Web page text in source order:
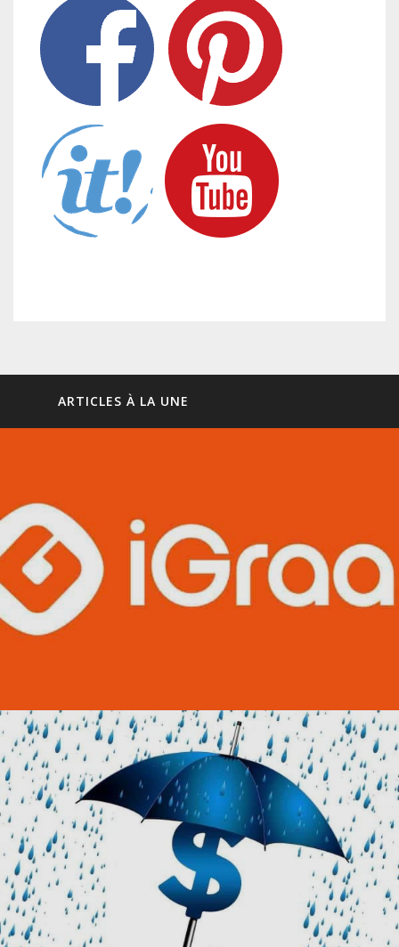
ARTICLES À LA UNE